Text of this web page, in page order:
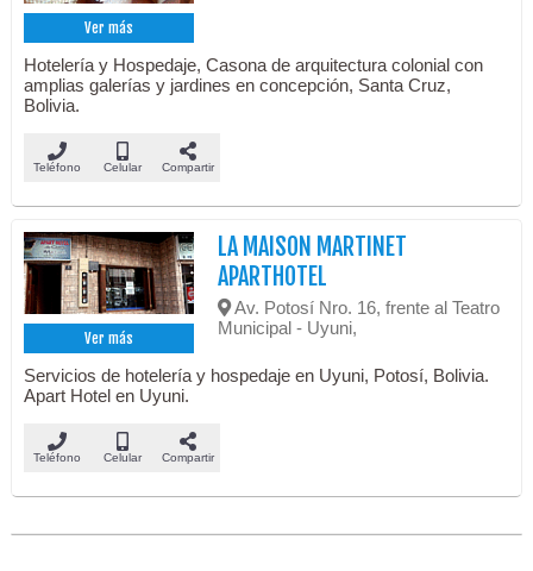
Ver más
Hotelería y Hospedaje, Casona de arquitectura colonial con
amplias galerías y jardines en concepción, Santa Cruz,
Bolivia.
Teléfono Celular Compartir
Ver más
LA MAISON MARTINET
APARTHOTEL
Av. Potosí Nro. 16, frente al Teatro
Municipal - Uyuni,
Servicios de hotelería y hospedaje en Uyuni, Potosí, Bolivia.
Apart Hotel en Uyuni.
Teléfono Celular Compartir